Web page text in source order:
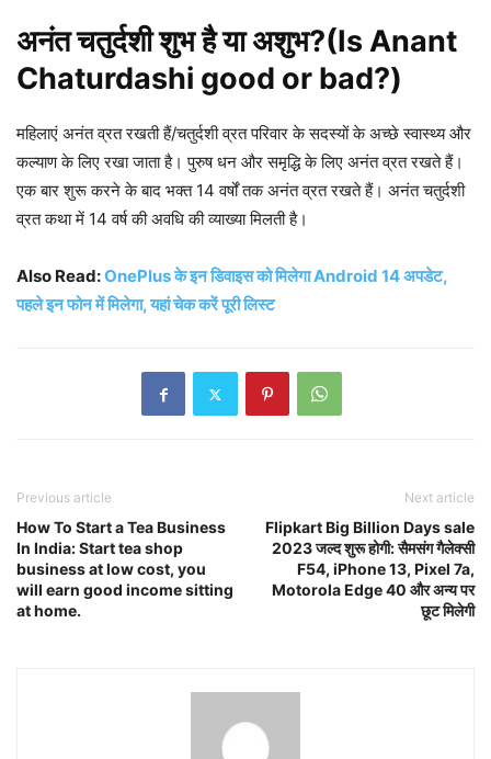
अनंत चतुर्दशी शुभ है या अशुभ?(Is Anant
Chaturdashi good or bad?)
महिलाएं अनंत व्रत रखती हैं/चतुर्दशी व्रत परिवार के सदस्यों के अच्छे स्वास्थ्य और
कल्याण के लिए रखा जाता है। पुरुष धन और समृद्धि के लिए अनंत व्रत रखते हैं।
एक बार शुरू करने के बाद भक्त 14 वर्षों तक अनंत व्रत रखते हैं। अनंत चतुर्दशी
व्रत कथा में 14 वर्ष की अवधि की व्याख्या मिलती है।
Also Read:OnePlus के इन डिवाइस को मिलेगा Android 14 अपडेट,
पहले इन फोन में मिलेगा, यहां चेक करें पूरी लिस्ट
Previous article
How To Start a Tea Business
In India: Start tea shop
business at low cost, you
will earn good income sitting
at home.
Next article
Flipkart Big Billion Days sale
2023 जल्द शुरू होगी: सैमसंग गैलेक्सी
F54, iPhone 13, Pixel 7a,
Motorola Edge 40 और अन्य पर
छूट मिलेगी